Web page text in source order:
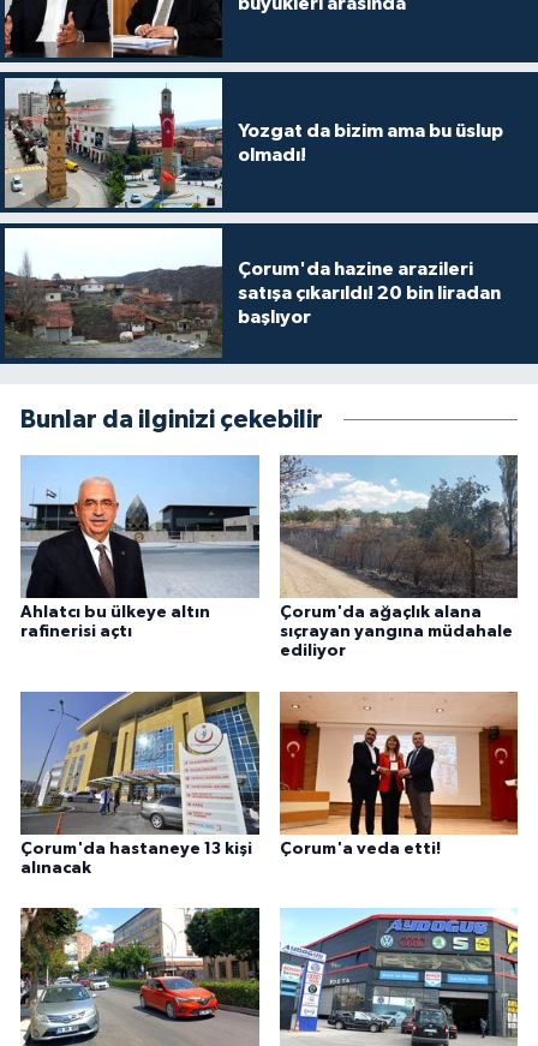
büyükleri arasında
Yozgat da bizim ama bu üslup
olmadı!
Çorum'da hazine arazileri
satışa çıkarıldı! 20 bin liradan
başlıyor
Bunlar da ilginizi çekebilir
Ahlatcı bu ülkeye altın
rafinerisi açtı
Çorum'da ağaçlık alana
sıçrayan yangına müdahale
ediliyor
Çorum'da hastaneye 13 kişi
alınacak
Çorum'a veda etti!